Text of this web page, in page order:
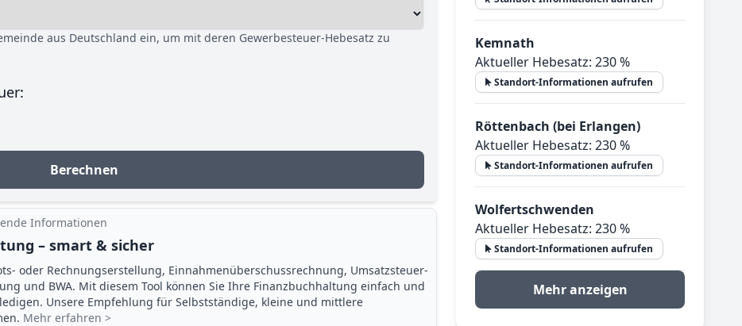
aus Deutschland ein, um mit deren Gewerbesteuer-Hebesatz zu
Berechnen
Informationen
– smart & sicher
oder Rechnungserstellung, Einnahmenüberschuss­rechnung, Umsatzsteuer­
und BWA. Mit diesem Tool können Sie Ihre Finanz­buchhaltung einfach und
Unsere Empfehlung für Selbstständige, kleine und mittlere
Mehr erfahren >
Kemnath
Aktueller Hebesatz: 230 %
Standort-Informationen aufrufen
Röttenbach (bei Erlangen)
Aktueller Hebesatz: 230 %
Standort-Informationen aufrufen
Wolfertschwenden
Aktueller Hebesatz: 230 %
Standort-Informationen aufrufen
Mehr anzeigen